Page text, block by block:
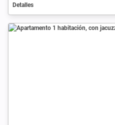
Detalles